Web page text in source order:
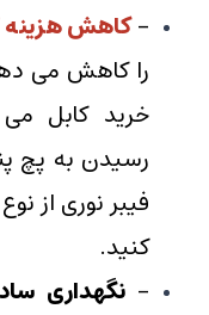
-کاهش هزینه
را کاهش می
خرید کابل
رسیدن به پچ
کنید.
-نگهداری